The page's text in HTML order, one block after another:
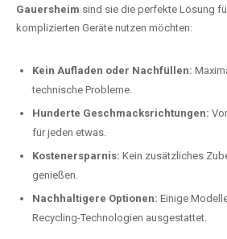
Gauersheim sind sie die perfekte Lösung
komplizierten Geräte nutzen möchten:
Kein Aufladen oder Nachfüllen:
technische Probleme.
Hunderte Geschmacksrichtungen:
für jeden etwas.
Kostenersparnis: Kein zusätzliches
genießen.
Nachhaltigere Optionen: Einige
Recycling-Technologien ausgestattet.